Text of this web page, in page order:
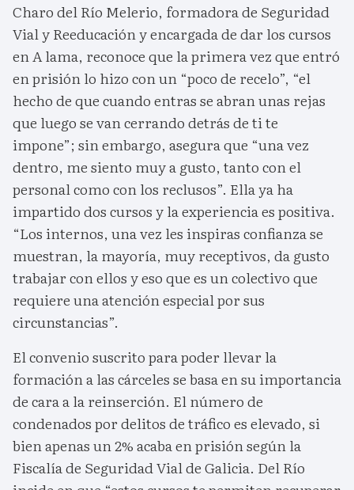
Charo del Río Melerio, formadora de Seguridad
Vial y Reeducación y encargada de dar los cursos
en A lama, reconoce que la primera vez que entró
en prisión lo hizo con un “poco de recelo”, “el
hecho de que cuando entras se abran unas rejas
que luego se van cerrando detrás de ti te
impone”; sin embargo, asegura que “una vez
dentro, me siento muy a gusto, tanto con el
personal como con los reclusos”. Ella ya ha
impartido dos cursos y la experiencia es positiva.
“Los internos, una vez les inspiras confianza se
muestran, la mayoría, muy receptivos, da gusto
trabajar con ellos y eso que es un colectivo que
requiere una atención especial por sus
circunstancias”.
El convenio suscrito para poder llevar la
formación a las cárceles se basa en su importancia
de cara a la reinserción. El número de
condenados por delitos de tráfico es elevado, si
bien apenas un 2% acaba en prisión según la
Fiscalía de Seguridad Vial de Galicia. Del Río